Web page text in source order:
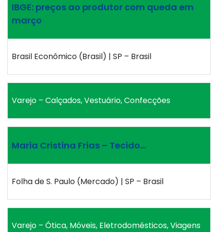
IBGE: preços ao produtor com queda em
março
Brasil Econômico (Brasil) | SP – Brasil
Varejo – Calçados, Vestuário, Confecções
Maria Cristina Frias – Tecido…
Folha de S. Paulo (Mercado) | SP – Brasil
Varejo – Ótica, Móveis, Eletrodomésticos, Viagens